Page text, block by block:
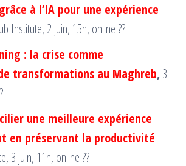
à l’IA pour une expérience
Institute, 2 juin, 15h, online ??
: la crise comme
transformations au Maghreb, 3
une meilleure expérience
en préservant la productivité
3 juin, 11h, online ??